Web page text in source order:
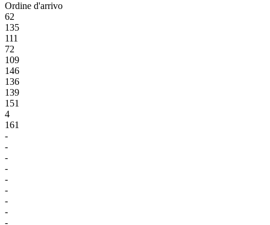
Ordine d'arrivo
62
135
111
72
109
146
136
139
151
4
161
-
-
-
-
-
-
-
-
-